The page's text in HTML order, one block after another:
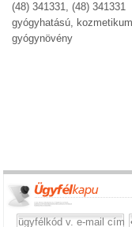
(48) 341331, (48) 341331
gyógyhatású,
gyógynövény